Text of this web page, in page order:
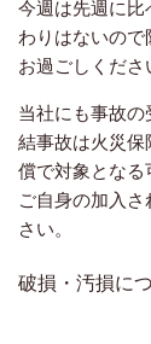
今週は先週に
わりはないの
お過ごしくださ
当社にも事故
結事故は火災
償で対象となる
ご自身の加入
さい。
破損・汚損に